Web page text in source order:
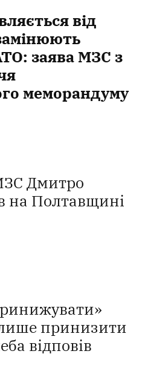
від
заява МЗС з
меморандуму
Дмитро
на Полтавщині
принизити
відповів